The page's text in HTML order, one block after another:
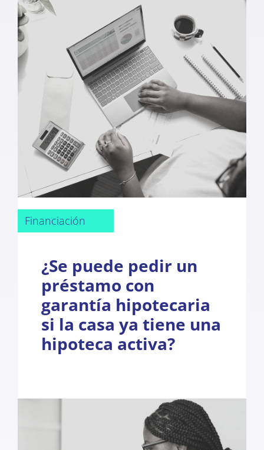
Financiación
¿Se puede pedir un
préstamo con
garantía hipotecaria
si la casa ya tiene una
hipoteca activa?